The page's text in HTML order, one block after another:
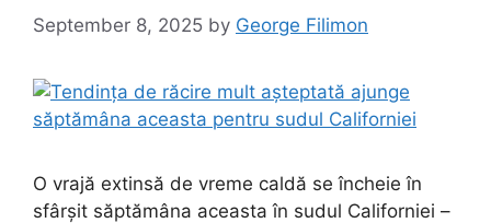
September 8, 2025 by George Filimon
O vrajă extinsă de vreme caldă se încheie în
sfârșit săptămâna aceasta în sudul Californiei –